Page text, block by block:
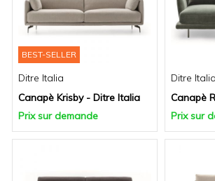
BEST-SELLER
Ditre Italia
Canapè Krisby - Ditre Italia
Prix sur demande
Ditre Italia
Canapè
Prix sur